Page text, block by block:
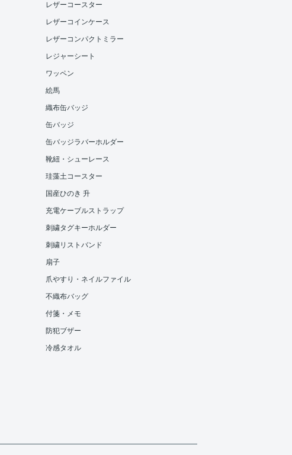
レザーコースター
レザーコインケース
レザーコンパクトミラー
レジャーシート
ワッペン
絵馬
織布缶バッジ
缶バッジ
缶バッジラバーホルダー
靴紐・シューレース
珪藻土コースター
国産ひのき 升
充電ケーブルストラップ
刺繍タグキーホルダー
刺繍リストバンド
扇子
爪やすり・ネイルファイル
不織布バッグ
付箋・メモ
防犯ブザー
冷感タオル